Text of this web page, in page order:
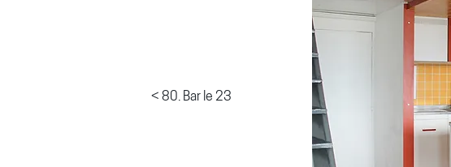
< 80. Bar le 23